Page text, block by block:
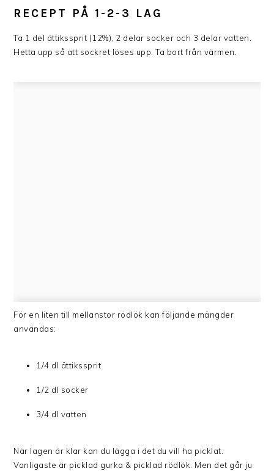
RECEPT PÅ 1-2-3 LAG
Ta 1 del ättikssprit (12%), 2 delar socker och 3 delar vatten.
Hetta upp så att sockret löses upp. Ta bort från värmen.
För en liten till mellanstor rödlök kan följande mängder
användas:
1/4 dl ättikssprit
1/2 dl socker
3/4 dl vatten
När lagen är klar kan du lägga i det du vill ha picklat.
Vanligaste är picklad gurka & picklad rödlök. Men det går ju